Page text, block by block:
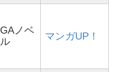
GAノベ
ル
マンガUP！